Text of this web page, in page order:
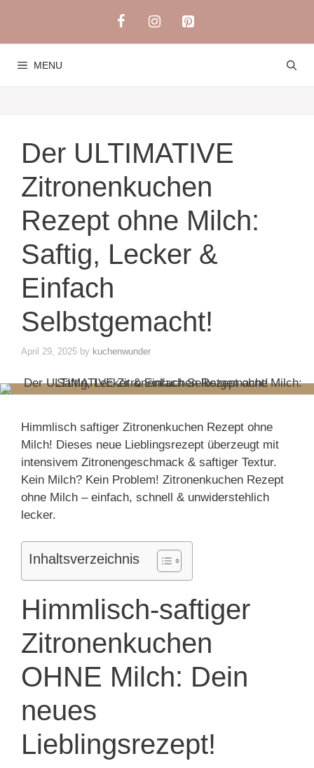
content
MENU
Der ULTIMATIVE
Zitronenkuchen
Rezept ohne Milch:
Saftig, Lecker &
Einfach
Selbstgemacht!
April 29, 2025 by kuchenwunder
Himmlisch saftiger Zitronenkuchen Rezept ohne
Milch! Dieses neue Lieblingsrezept überzeugt mit
intensivem Zitronengeschmack & saftiger Textur.
Kein Milch? Kein Problem! Zitronenkuchen Rezept
ohne Milch – einfach, schnell & unwiderstehlich
lecker.
Inhaltsverzeichnis
Himmlisch-saftiger
Zitronenkuchen
OHNE Milch: Dein
neues
Lieblingsrezept!